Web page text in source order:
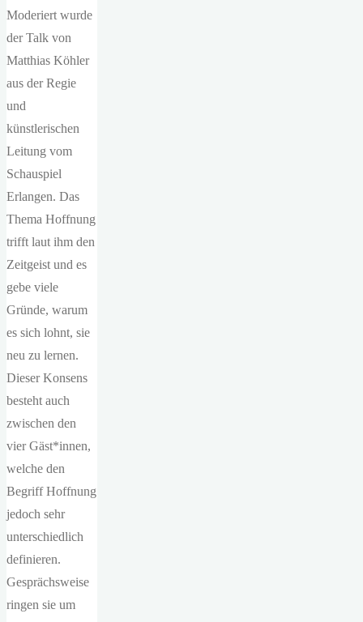
Moderiert wurde
der Talk von
Matthias Köhler
aus der Regie
und
künstlerischen
Leitung vom
Schauspiel
Erlangen. Das
Thema Hoffnung
trifft laut ihm den
Zeitgeist und es
gebe viele
Gründe, warum
es sich lohnt, sie
neu zu lernen.
Dieser Konsens
besteht auch
zwischen den
vier Gäst*innen,
welche den
Begriff Hoffnung
jedoch sehr
unterschiedlich
definieren.
Gesprächsweise
ringen sie um